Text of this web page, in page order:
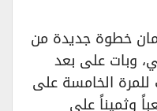
خطوة جديدة من
وبات على بعد
الخامسة على
وثميناً على